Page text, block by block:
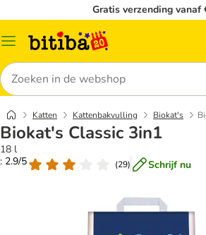
Gratis verzending vanaf
Catalogusmenu
Zoeken
Katten Kattenbakvulling Biokat's
Biokat's Classic 3in1
18 l
: 2.9/5
(29) Schrijf nu